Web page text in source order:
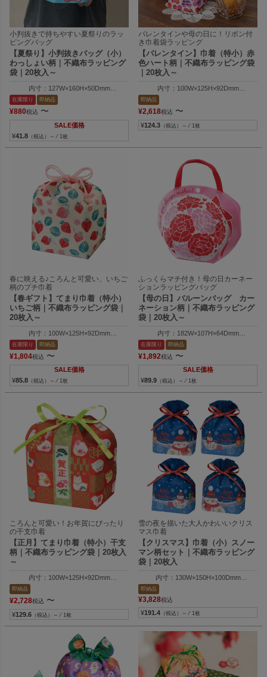
小判抜きで持ちやすい夏祭りのラッ
ピングバッグ
【夏祭り】小判抜きバッグ（小）
わっしょい柄｜不織布ラッピング
袋｜20枚入～
内寸：127W×160H×50Dmm
外寸：165W×222H×50Dmm
在庫限り 即納品
¥880税込 〜
SALE価格
¥41.8 （税込）～ ⁄ 1枚
バレンタインや母の日に！リボン付
き巾着袋ラッピング
【バレンタイン】巾着（特小）赤
色ハート柄｜不織布ラッピング袋
｜20枚入～
内寸：100W×125H×92Dmm
外寸：100W×190H×100Dmm
即納品
¥2,618税込 〜
¥124.3 （税込）～ ⁄ 1枚
春に映える♪ころんと可愛い、いちご
柄のプチ巾着
【春ギフト】てまり巾着（特小）
いちご柄｜不織布ラッピング袋｜
20枚入～
内寸：100W×125H×92Dmm
外寸：100W×150H×100Dmm
在庫限り 即納品
¥1,804税込 〜
SALE価格
¥85.8 （税込）～ ⁄ 1枚
ふっくらマチ付き！母の日カーネー
ションラッピングバッグ
【母の日】バルーンバッグ カー
ネーション柄｜不織布ラッピング
袋｜20枚入～
内寸：182W×107H×64Dmm
外寸：210W×163H×64Dmm
在庫限り 即納品
¥1,892税込 〜
SALE価格
¥89.9 （税込）～ ⁄ 1枚
ころんと可愛い！お年賀にぴったり
の干支巾着
【正月】てまり巾着（特小）干支
柄｜不織布ラッピング袋｜20枚入
～
内寸：100W×125H×92Dmm
外寸：110W×150H×100Dmm
即納品
¥2,728税込 〜
¥129.6 （税込）～ ⁄ 1枚
雪の夜を描いた大人かわいいクリス
マス巾着
【クリスマス】巾着（小）スノー
マン柄セット｜不織布ラッピング
袋｜20枚入
内寸：130W×150H×100Dmm
外寸：130W×215H×100Dmm
即納品
¥3,828税込
¥191.4 （税込）～ ⁄ 1枚